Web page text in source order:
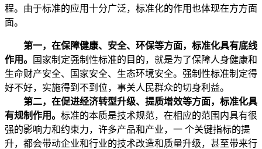
程。由于标准的应用十分广泛，标准化的作用也体现在方方面
面。
第一，在保障健康、安全、环保等方面，标准化具有底线
作用。
国家制定强制性标准的目的，就是为了保障人身健康和
生命财产安全、国家安全、生态环境安全。强制性标准制定得
好不好，实施得到不到位，事关人民群众的切身利益。
第二，在促进经济转型升级、提质增效等方面，标准化具
有规制作用。 标准的本质是技术规范，在相应的范围内具有很
强的影响力和约束力，许多产品和产业，一 个关键指标的提
升，都会带动企业和行业的技术改造和质量升级，甚至带来行